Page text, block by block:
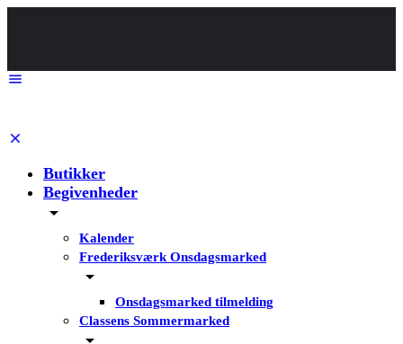
Butikker
Begivenheder
Kalender
Frederiksværk Onsdagsmarked
Onsdagsmarked tilmelding
Classens Sommermarked